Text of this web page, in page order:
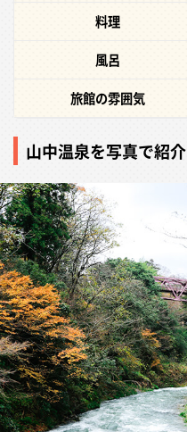
料理
風呂
旅館の雰囲気
山中温泉を写真で紹介